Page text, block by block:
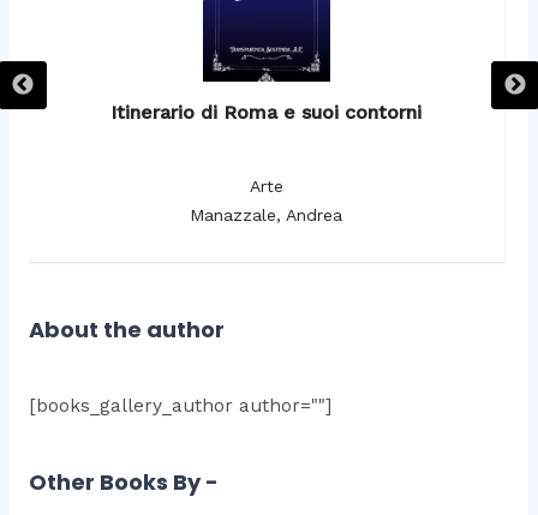
Itinerario di Roma e suoi contorni
Arte
Manazzale, Andrea
About the author
[books_gallery_author author=""]
Other Books By -